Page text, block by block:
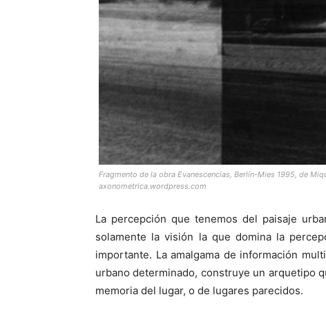
Fragmento de la obra Evanescencias, Berlín-Mies 1995, de
axonometrica.wordpress.com
La percepción que tenemos del paisaje
solamente la visión la que domina la
importante. La amalgama de información
urbano determinado, construye un arquetipo
memoria del lugar, o de lugares parecidos.